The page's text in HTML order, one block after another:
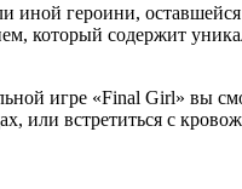
иной героини,
который содержит
игре «Final Girl» вы
или встретиться с